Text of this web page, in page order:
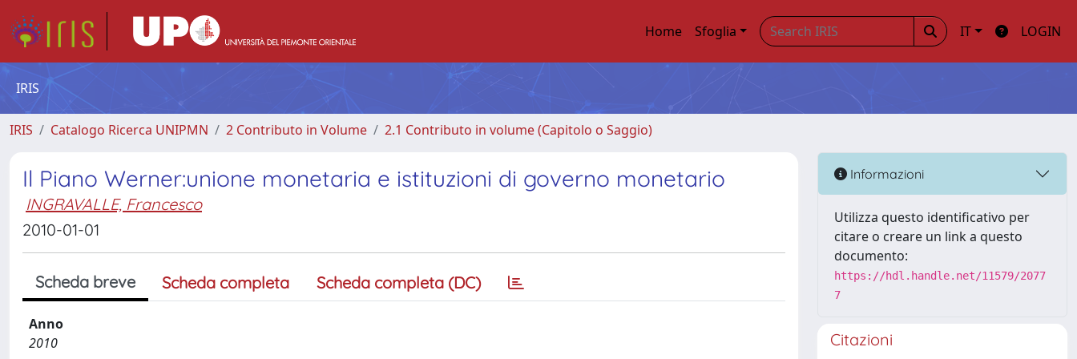
Home Sfoglia IT LOGIN
IRIS
IRIS Catalogo Ricerca UNIPMN 2 Contributo in Volume 2.1 Contributo in volume (Capitolo o Saggio)
Il Piano Werner:unione monetaria e istituzioni di governo monetario
INGRAVALLE, Francesco
2010-01-01
Scheda breve Scheda completa Scheda completa (DC)
Anno
2010
Informazioni
Utilizza questo identificativo per
citare o creare un link a questo
documento:
https://hdl.handle.net/11579/2077
7
Citazioni